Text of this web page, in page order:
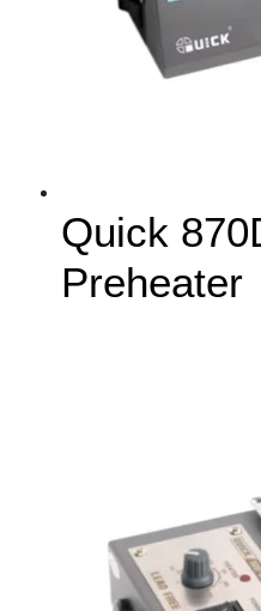
Quick
Preheater